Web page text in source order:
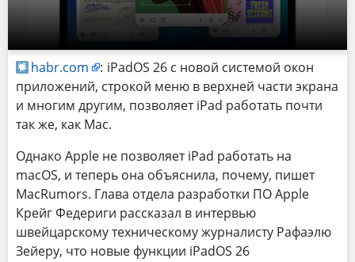
habr.com : iPadOS 26 с новой системой окон
приложений, строкой меню в верхней части экрана
и многим другим, позволяет iPad работать почти
так же, как Mac.
Однако Apple не позволяет iPad работать на
macOS, и теперь она объяснила, почему, пишет
MacRumors. Глава отдела разработки ПО Apple
Крейг Федериги рассказал в интервью
швейцарскому техническому журналисту Рафаэлю
Зейеру, что новые функции iPadOS 26